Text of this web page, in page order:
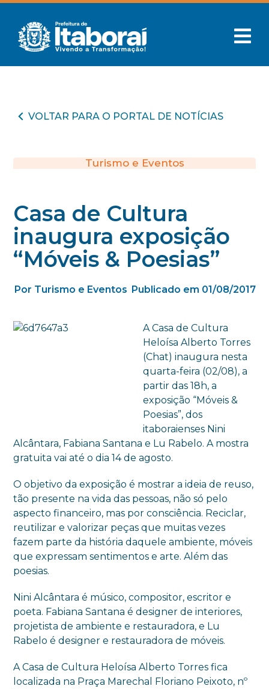
VOLTAR PARA O PORTAL DE NOTÍCIAS
Turismo e Eventos
Casa de Cultura
inaugura exposição
“Móveis & Poesias”
Por Turismo e Eventos Publicado em 01/08/2017
A Casa de Cultura
Heloísa Alberto Torres
(Chat) inaugura nesta
quarta-feira (02/08), a
partir das 18h, a
exposição “Móveis &
Poesias”, dos
itaboraienses Nini
Alcântara, Fabiana Santana e Lu Rabelo. A mostra
gratuita vai até o dia 14 de agosto.
O objetivo da exposição é mostrar a ideia de reuso,
tão presente na vida das pessoas, não só pelo
aspecto financeiro, mas por consciência. Reciclar,
reutilizar e valorizar peças que muitas vezes
fazem parte da história daquele ambiente, móveis
que expressam sentimentos e arte. Além das
poesias.
Nini Alcântara é músico, compositor, escritor e
poeta. Fabiana Santana é designer de interiores,
projetista de ambiente e restauradora, e Lu
Rabelo é designer e restauradora de móveis.
A Casa de Cultura Heloísa Alberto Torres fica
localizada na Praça Marechal Floriano Peixoto, nº